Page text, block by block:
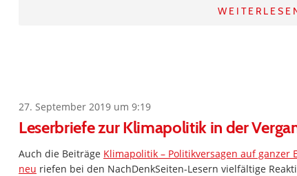
27. September 2019 um 9:19
Leserbriefe zur Klimapolitik in der
Auch die Beiträge Klimapolitik – Politikversagen auf ganzer
neu riefen bei den NachDenkSeiten-Lesern vielfältige